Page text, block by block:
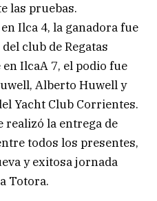
las pruebas.
Ilca 4, la ganadora fue
club de Regatas
IlcaA 7, el podio fue
Alberto Huwell y
Yacht Club Corrientes.
realizó la entrega de
todos los presentes,
y exitosa jornada
Totora.